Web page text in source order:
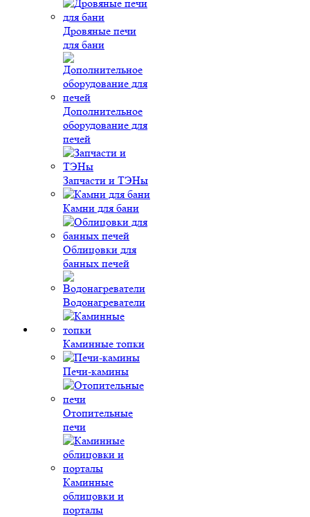
Дровяные печи
для бани
Дополнительное
оборудование для
печей
Запчасти и ТЭНы
Камни для бани
Облицовки для
банных печей
Водонагреватели
Каминные топки
Печи-камины
Отопительные
печи
Каминные
облицовки и
порталы